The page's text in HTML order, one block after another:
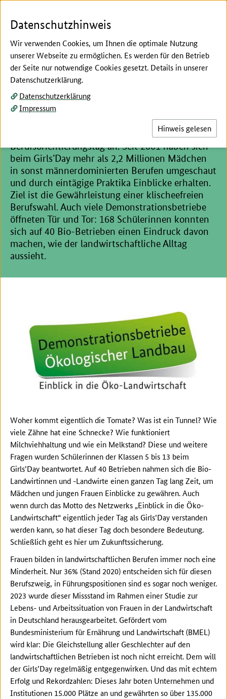
Hier beginnt der Hauptinhalt dieser Seite
Schülerinnen schnuppern
beim Girls’Day 2024 Landluft
Am 25. April stand wieder der alljährliche
Berufsorientierungstag an. Seit 2001 haben sich
beim Girls’Day mehr als 2,2 Millionen Mädchen
in sonst männerdominierten Berufen umgeschaut
und durch eintägige Praktika Einblicke erhalten.
Ziel ist die Gewährleistung einer klischeefreien
Berufswahl. Auch viele Demonstrationsbetriebe
öffneten Tür und Tor: 168 Schülerinnen konnten
sich auf 40 Bio-Betrieben einen Eindruck davon
machen, wie der landwirtschaftliche Alltag
aussieht.
Woher kommt eigentlich die Tomate? Was ist ein Tunnel? Wie
viele Zähne hat eine Schnecke? Wie funktioniert
Milchviehhaltung und wie ein Melkstand? Diese und weitere
Fragen wurden Schülerinnen der Klassen 5 bis 13 beim
Girls’Day beantwortet. Auf 40 Betrieben nahmen sich die Bio-
Landwirtinnen und -Landwirte einen ganzen Tag lang Zeit, um
Mädchen und jungen Frauen Einblicke zu gewähren. Auch
wenn durch das Motto des Netzwerks „Einblick in die Öko-
Landwirtschaft“ eigentlich jeder Tag als Girls’Day verstanden
werden kann, so hat dieser Tag doch besondere Bedeutung.
Schließlich geht es hier um Zukunftssicherung.
Frauen bilden in landwirtschaftlichen Berufen immer noch eine
Minderheit. Nur 36% (Stand 2020) entscheiden sich für diesen
Berufszweig, in Führungspositionen sind es sogar noch weniger.
2023 wurde dieser Missstand im Rahmen einer Studie zur
Lebens- und Arbeitssituation von Frauen in der Landwirtschaft
in Deutschland herausgearbeitet. Gefördert vom
Bundesministerium für Ernährung und Landwirtschaft (BMEL)
wird klar: Die Gleichstellung aller Geschlechter auf den
landwirtschaftlichen Betrieben ist noch nicht erreicht. Dem will
der Girls’Day regelmäßig entgegenwirken. Und das mit echtem
Erfolg und Rekordzahlen: Dieses Jahr boten Unternehmen und
Institutionen 15.000 Plätze an und gewährten so über 135.000
Datenschutzhinweis
Wir verwenden Cookies, um Ihnen die optimale Nutzung
unserer Webseite zu ermöglichen. Es werden für den Betrieb
der Seite nur notwendige Cookies gesetzt. Details in unserer
Datenschutzerklärung.
Datenschutzerklärung
Impressum
Hinweis gelesen